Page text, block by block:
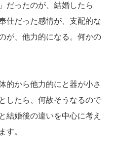
だったのが、結婚したら
仕だった感情が、支配的な
が、他力的になる。何かの
的から他力的にと器が小さ
したら、何故そうなるので
結婚後の違いを中心に考え
す。